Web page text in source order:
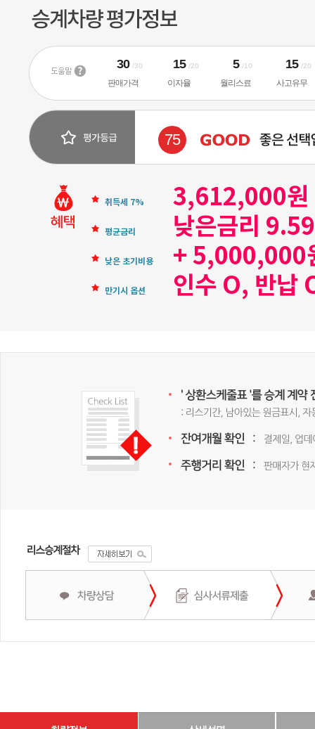
판매가격
30/30
이자율
15/20
월리스료
5 /10
사고유무
15/20
75
취득세 7% 3,612,000원
평균금리 낮은금리
낮은 초기비용 + 5,000,000
만기시 옵션 인수 O, 반납